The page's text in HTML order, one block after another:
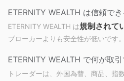
ETERNITY WEALTH は信頼でき
ETERNITY WEALTH は規制されて
ブローカーよりも安全性が低いです。
ETERNITY WEALTH で何が取引
トレーダーは、外国為替、商品、指